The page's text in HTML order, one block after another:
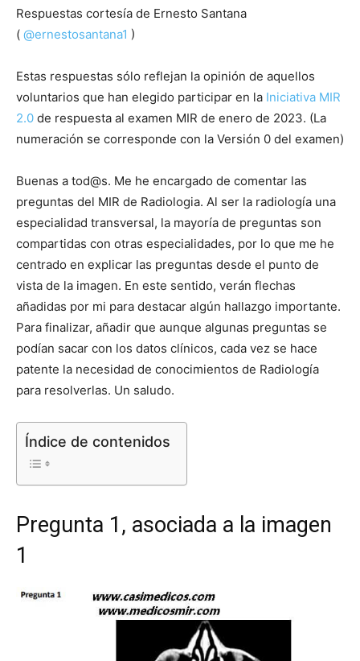
Respuestas cortesía de Ernesto Santana
( @ernestosantana1 )
Estas respuestas sólo reflejan la opinión de aquellos
voluntarios que han elegido participar en la Iniciativa MIR
2.0 de respuesta al examen MIR de enero de 2023. (La
numeración se corresponde con la Versión 0 del examen)
Buenas a tod@s. Me he encargado de comentar las
preguntas del MIR de Radiologia. Al ser la radiología una
especialidad transversal, la mayoría de preguntas son
compartidas con otras especialidades, por lo que me he
centrado en explicar las preguntas desde el punto de
vista de la imagen. En este sentido, verán flechas
añadidas por mi para destacar algún hallazgo importante.
Para finalizar, añadir que aunque algunas preguntas se
podían sacar con los datos clínicos, cada vez se hace
patente la necesidad de conocimientos de Radiología
para resolverlas. Un saludo.
Índice de contenidos
Pregunta 1, asociada a la imagen
1